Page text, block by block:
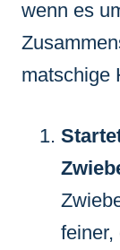
wenn es
matschige
feiner,